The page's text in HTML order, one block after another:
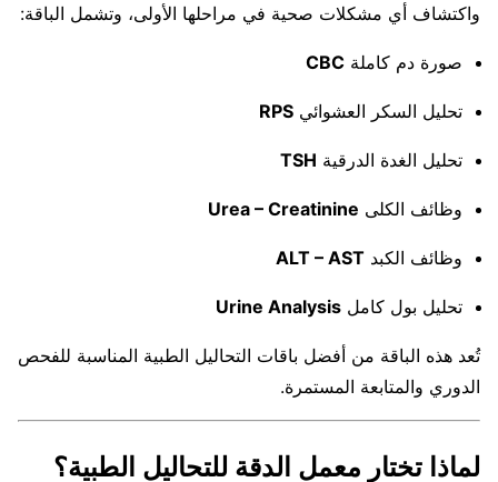
واكتشاف أي مشكلات صحية في مراحلها الأولى، وتشمل الباقة:
صورة دم كاملة CBC
تحليل السكر العشوائي RPS
تحليل الغدة الدرقية TSH
وظائف الكلى Urea – Creatinine
وظائف الكبد ALT – AST
تحليل بول كامل Urine Analysis
تُعد هذه الباقة من أفضل باقات التحاليل الطبية المناسبة للفحص
الدوري والمتابعة المستمرة.
لماذا تختار معمل الدقة للتحاليل الطبية؟